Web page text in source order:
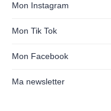
Mon Instagram
Mon Tik Tok
Mon Facebook
Ma newsletter